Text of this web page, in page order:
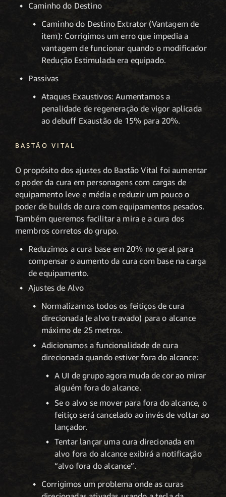
Caminho do Destino
Caminho do Destino Extrator (Vantagem de
item): Corrigimos um erro que impedia a
vantagem de funcionar quando o modificador
Redução Estimulada era equipado.
Passivas
Ataques Exaustivos: Aumentamos a
penalidade de regeneração de vigor aplicada
ao debuff Exaustão de 15% para 20%.
BASTÃO VITAL
O propósito dos ajustes do Bastão Vital foi aumentar
o poder da cura em personagens com cargas de
equipamento leve e média e reduzir um pouco o
poder de builds de cura com equipamentos pesados.
Também queremos facilitar a mira e a cura dos
membros corretos do grupo.
Reduzimos a cura base em 20% no geral para
compensar o aumento da cura com base na carga
de equipamento.
Ajustes de Alvo
Normalizamos todos os feitiços de cura
direcionada (e alvo travado) para o alcance
máximo de 25 metros.
Adicionamos a funcionalidade de cura
direcionada quando estiver fora do alcance:
A UI de grupo agora muda de cor ao mirar
alguém fora do alcance.
Se o alvo se mover para fora do alcance, o
feitiço será cancelado ao invés de voltar ao
lançador.
Tentar lançar uma cura direcionada em
alvo fora do alcance exibirá a notificação
“alvo fora do alcance”.
Corrigimos um problema onde as curas